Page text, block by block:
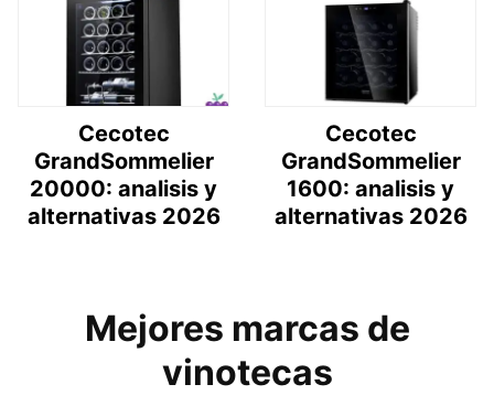
Cecotec
GrandSommelier
20000: analisis y
alternativas 2026
Cecotec
GrandSommelier
1600: analisis y
alternativas 2026
Mejores marcas de
vinotecas